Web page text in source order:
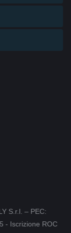
S.r.l. – PEC:
- Iscrizione ROC